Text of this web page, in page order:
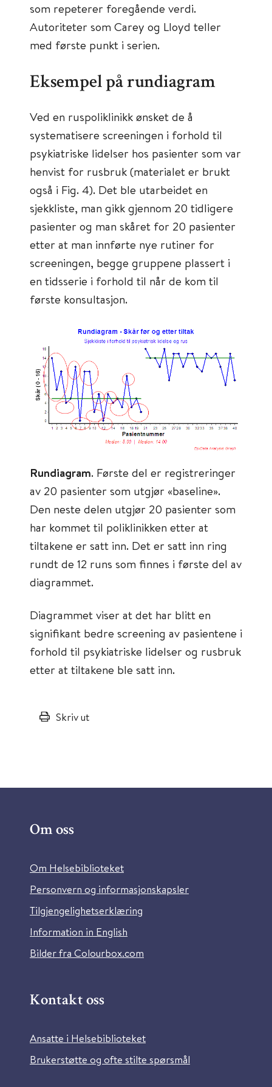
som repeterer foregående verdi.
Autoriteter som Carey og Lloyd teller
med første punkt i serien.
Eksempel på rundiagram
Ved en ruspoliklinikk ønsket de å
systematisere screeningen i forhold til
psykiatriske lidelser hos pasienter som var
henvist for rusbruk (materialet er brukt
også i Fig. 4). Det ble utarbeidet en
sjekkliste, man gikk gjennom 20 tidligere
pasienter og man skåret for 20 pasienter
etter at man innførte nye rutiner for
screeningen, begge gruppene plassert i
en tidsserie i forhold til når de kom til
første konsultasjon.
Rundiagram. Første del er registreringer
av 20 pasienter som utgjør «baseline».
Den neste delen utgjør 20 pasienter som
har kommet til poliklinikken etter at
tiltakene er satt inn. Det er satt inn ring
rundt de 12 runs som finnes i første del av
diagrammet.
Diagrammet viser at det har blitt en
signifikant bedre screening av pasientene i
forhold til psykiatriske lidelser og rusbruk
etter at tiltakene ble satt inn.
Skriv ut
Om oss
Om Helsebiblioteket
Personvern og informasjonskapsler
Tilgjengelighetserklæring
Information in English
Bilder fra Colourbox.com
Kontakt oss
Ansatte i Helsebiblioteket
Brukerstøtte og ofte stilte spørsmål